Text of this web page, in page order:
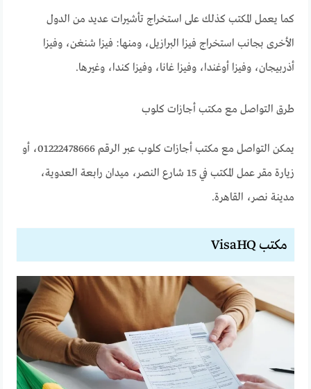
كما يعمل المكتب كذلك على استخراج تأشيرات عديد من الدول
الأخرى بجانب استخراج فيزا البرازيل، ومنها: فيزا شنغن، وفيزا
أذربيجان، وفيزا أوغندا، وفيزا غانا، وفيزا كندا، وغيرها.
طرق التواصل مع مكتب أجازات كلوب
يمكن التواصل مع مكتب أجازات كلوب عبر الرقم 01222478666، أو
زيارة مقر عمل المكتب في 15 شارع النصر، ميدان رابعة العدوية،
مدينة نصر، القاهرة.
مكتب VisaHQ